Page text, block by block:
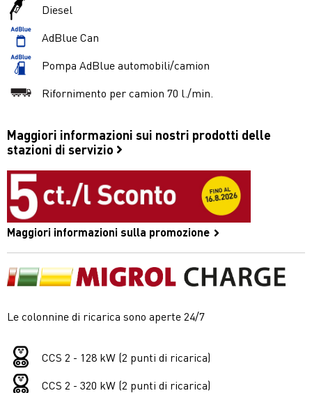
Diesel
AdBlue Can
Pompa AdBlue automobili/camion
Rifornimento per camion 70 l./min.
Maggiori informazioni sui nostri prodotti delle
stazioni di servizio
Maggiori informazioni sulla promozione
Le colonnine di ricarica sono aperte 24/7
CCS 2 - 128 kW (2 punti di ricarica)
CCS 2 - 320 kW (2 punti di ricarica)